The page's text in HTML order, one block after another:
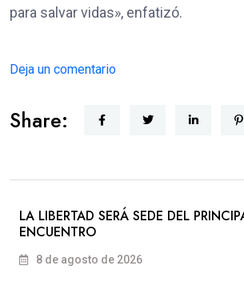
para salvar vidas», enfatizó.
Deja un comentario
Share:
LA LIBERTAD SERÁ SEDE DEL
ENCUENTRO
8 de agosto de 2026